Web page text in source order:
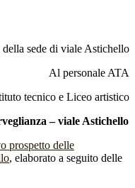
sede di viale Astichello
Al personale ATA
tecnico e Liceo artistico
– viale Astichello
prospetto delle
, elaborato a seguito delle